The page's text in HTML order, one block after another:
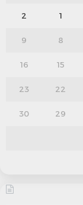
1
2
8
9
15
16
22
23
29
30